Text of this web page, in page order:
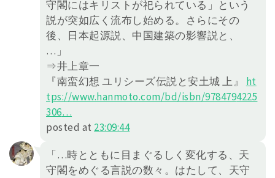
守閣にはキリストが祀られている」という
説が突如広く流布し始める。さらにその
後、日本起源説、中国建築の影響説と、
…」
⇒井上章一
『南蛮幻想 ユリシーズ伝説と安土城 上』 ht
tps://www.hanmoto.com/bd/isbn/9784794225
306…
posted at 23:09:44
「…時とともに目まぐるしく変化する、天
守閣をめぐる言説の数々。はたして、天守